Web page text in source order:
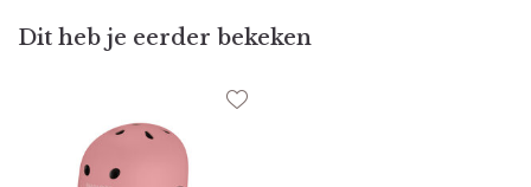
Dit heb je eerder bekeken